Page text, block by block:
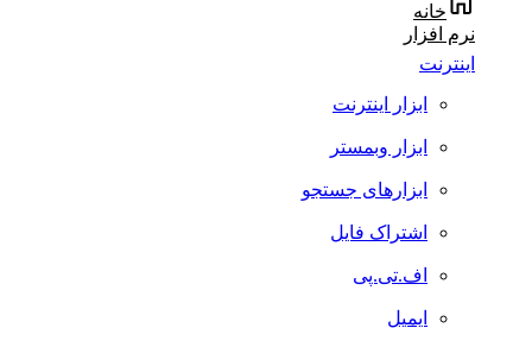
خانه
نرم افزار
اینترنت
ابزار اینترنت
ابزار وبمستر
ابزارهای جستجو
اشتراک فایل
اف.تی.پی
ایمیل